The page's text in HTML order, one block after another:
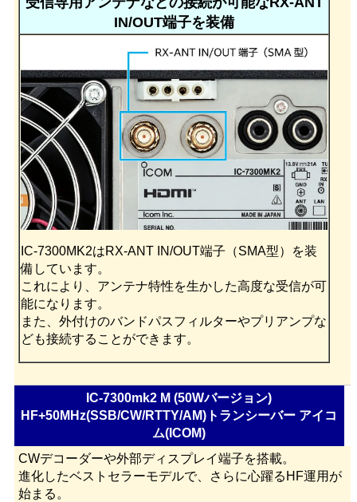
IN/OUT端子を装備
IC-7300MK2はRX-ANT IN/OUT端子（SMA型）を装
備しています。
これにより、アンテナ特性を生かした高度な受信が可
能になります。
また、外付けのバンドパスフィルターやプリアンプな
ども接続することができます。
IC-7300mk2 M (50Wバージョン)
HF+50MHz(SSB/CW/RTTY/AM)トランシーバー アイコ
ム(ICOM)
CWデコーダーや外部ディスプレイ端子を搭載。
進化したベストセラーモデルで、さらに心躍るHF運用が
始まる。